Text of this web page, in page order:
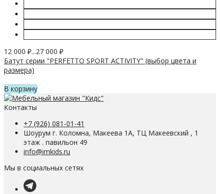
12 000 ₽...27 000 ₽
Батут серии "PERFETTO SPORT ACTIVITY" (выбор цвета и
размера)
В корзину
Контакты
+7 (926) 081-01-41
Шоурум г. Коломна, Макеева 1А, ТЦ Макеевский , 1
этаж . павильон 49
info@imkids.ru
Мы в социальных сетях